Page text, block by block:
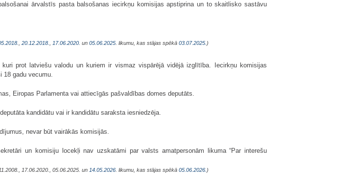
ārvalstīs pasta balsošanas iecirkņu komisijas apstiprina un to skaitlisko sastāvu
20.12.2018. 17.06.2020. un 05.06.2025 . likumu, kas stājas spēkā 03.07.2025. )
prot latviešu valodu un kuriem ir vismaz vispārējā vidējā izglītība. Iecirkņu komisijas
18 gadu vecumu.
Eiropas Parlamenta vai attiecīgās pašvaldības domes deputāts.
kandidātu vai ir kandidātu saraksta iesniedzēja.
nevar būt vairākās komisijās.
un komisiju locekļi nav uzskatāmi par valsts amatpersonām likuma “Par interešu
17.06.2020., 05.06.2025. un 14.05.2026 . likumu, kas stājas spēkā 05.06.2026. )